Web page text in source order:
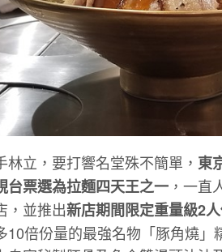
林立，要打響名堂殊不簡單， 東
台票選為拉麵四天王之一 ，一直
，並推出新店期間限定重量級2
10倍份量的最強名物「豚角燒」